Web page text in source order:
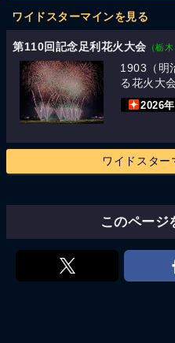
ワイドスターマインを見る
第110回記念足利花火大会 （栃木
1903（明
る花火大会
2026
ワイドスター
このページ